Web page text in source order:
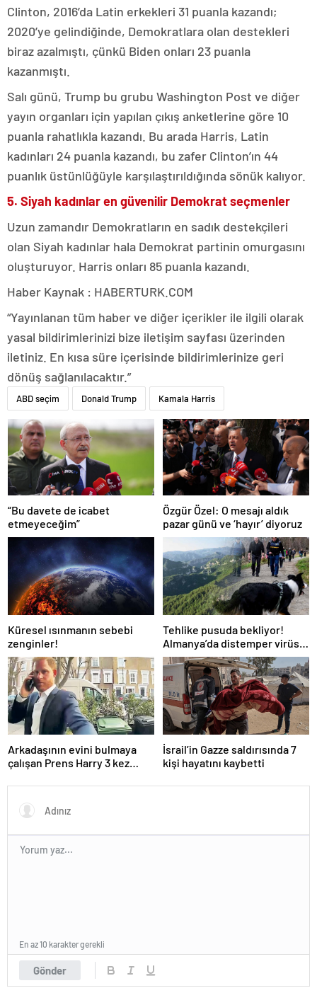
Clinton, 2016’da Latin erkekleri 31 puanla kazandı;
2020’ye gelindiğinde, Demokratlara olan destekleri
biraz azalmıştı, çünkü Biden onları 23 puanla
kazanmıştı.
Salı günü, Trump bu grubu Washington Post ve diğer
yayın organları için yapılan çıkış anketlerine göre 10
puanla rahatlıkla kazandı. Bu arada Harris, Latin
kadınları 24 puanla kazandı, bu zafer Clinton’ın 44
puanlık üstünlüğüyle karşılaştırıldığında sönük kalıyor.
5. Siyah kadınlar en güvenilir Demokrat seçmenler
Uzun zamandır Demokratların en sadık destekçileri
olan Siyah kadınlar hala Demokrat partinin omurgasını
oluşturuyor. Harris onları 85 puanla kazandı.
Haber Kaynak : HABERTURK.COM
“Yayınlanan tüm haber ve diğer içerikler ile ilgili olarak
yasal bildirimlerinizi bize iletişim sayfası üzerinden
iletiniz. En kısa süre içerisinde bildirimlerinize geri
dönüş sağlanılacaktır.”
ABD seçim Donald Trump Kamala Harris
“Bu davete de icabet
etmeyeceğim”
Özgür Özel: O mesajı aldık
pazar günü ve ‘hayır’ diyoruz
Küresel ısınmanın sebebi
zenginler!
Tehlike pusuda bekliyor!
Almanya’da distemper virüsü
yayılıyor: Çoğu
kurtarılamayacak!
Arkadaşının evini bulmaya
çalışan Prens Harry 3 kez
İsrail’in Gazze saldırısında 7
kişi hayatını kaybetti
Gönder
En az 10 karakter gerekli